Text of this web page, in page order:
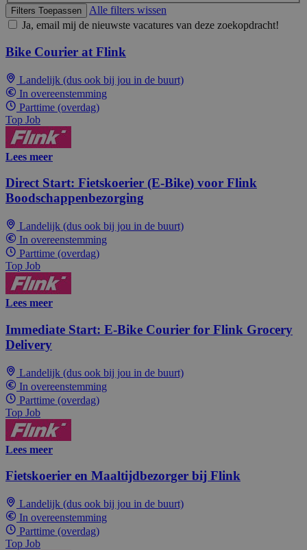
Filters Toepassen
Alle filters wissen
Ja, email mij de nieuwste vacatures van deze zoekopdracht!
Bike Courier at Flink
Landelijk (dus ook bij jou in de buurt)
In overeenstemming
Parttime (overdag)
Top Job
Lees meer
Direct Start: Fietskoerier (E-Bike) voor Flink
Boodschappenbezorging
Landelijk (dus ook bij jou in de buurt)
In overeenstemming
Parttime (overdag)
Top Job
Lees meer
Immediate Start: E-Bike Courier for Flink Grocery
Delivery
Landelijk (dus ook bij jou in de buurt)
In overeenstemming
Parttime (overdag)
Top Job
Lees meer
Fietskoerier en Maaltijdbezorger bij Flink
Landelijk (dus ook bij jou in de buurt)
In overeenstemming
Parttime (overdag)
Top Job